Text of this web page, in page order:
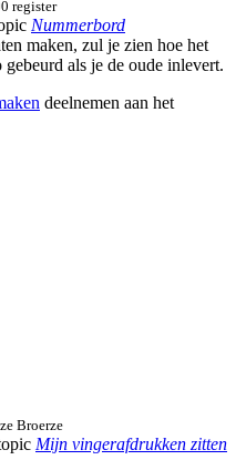
register
Nummerbord
maken, zul je zien hoe het
als je de oude inlevert.
deelnemen aan het
Broerze
Mijn vingerafdrukken zitten